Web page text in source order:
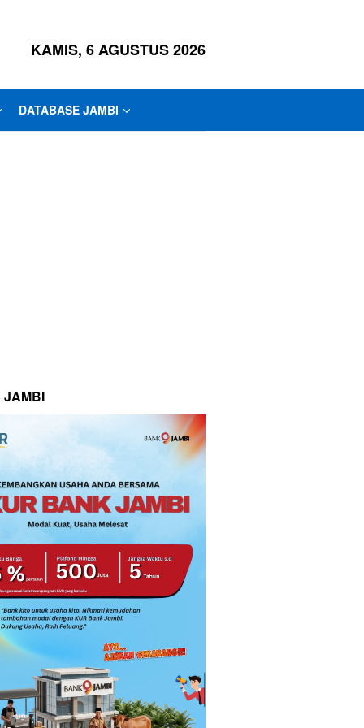
KAMIS, 6 AGUSTUS 2026
DATABASE JAMBI